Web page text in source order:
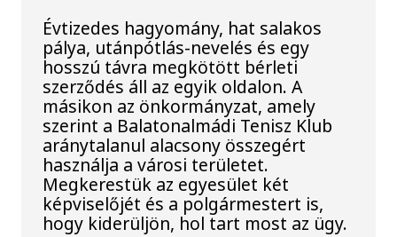
Évtizedes hagyomány, hat salakos
pálya, utánpótlás-nevelés és egy
hosszú távra megkötött bérleti
szerződés áll az egyik oldalon. A
másikon az önkormányzat, amely
szerint a Balatonalmádi Tenisz Klub
aránytalanul alacsony összegért
használja a városi területet.
Megkerestük az egyesület két
képviselőjét és a polgármestert is,
hogy kiderüljön, hol tart most az ügy.